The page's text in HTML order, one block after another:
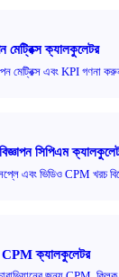
মেট্রিক্স ক্যালকুলেটর
মেট্রিক্স এবং KPI গণনা
সিপিএম
এবং ভিডিও CPM খরচ
CPM ক্যালকুলেটর